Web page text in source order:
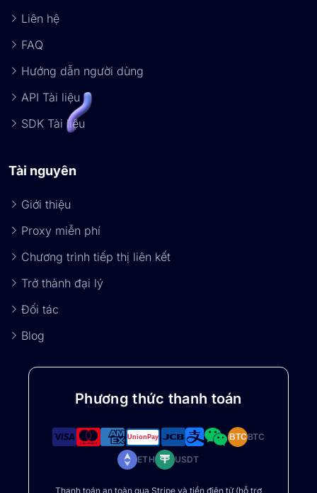
Liên hệ
FAQ
Hướng dẫn người dùng
API Tài liệu
SDK Tài liệu
Tài nguyên
Giới thiệu
Proxy miễn phí
Chương trình tiếp thị liên kết
Trở thành đại lý
Đối tác
Blog
Phương thức thanh toán
BTCBTC
ETH USDT
Thanh toán an toàn qua Stripe và tiền điện tử (hỗ trợ